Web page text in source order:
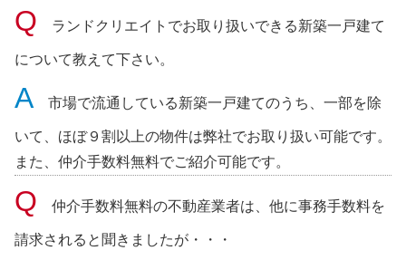
ランドクリエイトでお取り扱いできる新築一戸建て
について教えて下さい。
市場で流通している新築一戸建てのうち、一部を除
いて、ほぼ９割以上の物件は弊社でお取り扱い可能です。
また、仲介手数料無料でご紹介可能です。
仲介手数料無料の不動産業者は、他に事務手数料を
請求されると聞きましたが・・・